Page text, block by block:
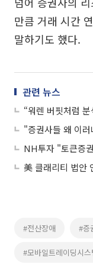
만큼 거래 시간
말하기도 했다.
관련 뉴스
#전산장애 #증
#모바일트레이딩시스